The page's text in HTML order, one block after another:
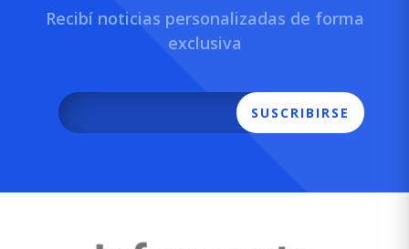
Recibí noticias personalizadas de forma
exclusiva
SUSCRIBIRSE